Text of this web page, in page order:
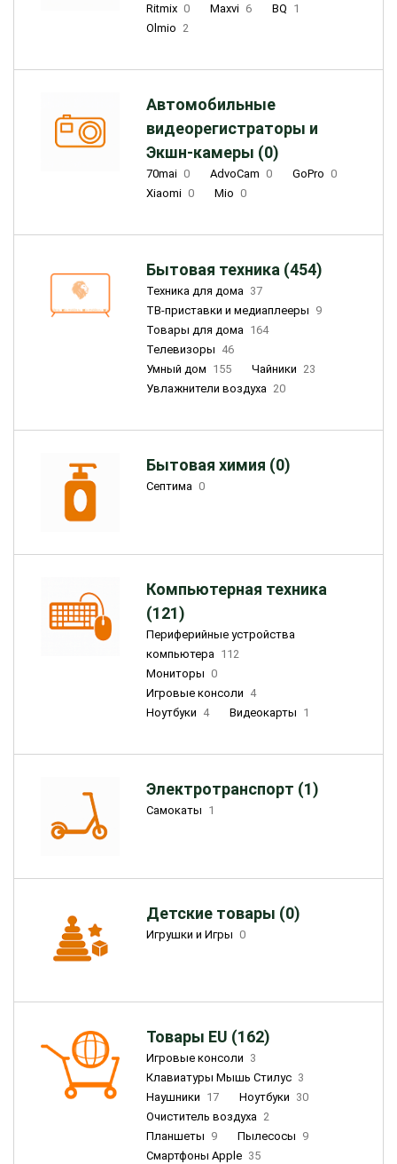
Ritmix 0 Maxvi 6 BQ 1
Olmio 2
Автомобильные
видеорегистраторы и
Экшн-камеры (0)
70mai 0 AdvoCam 0 GoPro 0
Xiaomi 0 Mio 0
Бытовая техника (454)
Техника для дома 37
ТВ-приставки и медиаплееры 9
Товары для дома 164
Телевизоры 46
Умный дом 155 Чайники 23
Увлажнители воздуха 20
Бытовая химия (0)
Септима 0
Компьютерная техника
(121)
Периферийные устройства
компьютера 112
Мониторы 0
Игровые консоли 4
Ноутбуки 4 Видеокарты 1
Электротранспорт (1)
Самокаты 1
Детские товары (0)
Игрушки и Игры 0
Товары EU (162)
Игровые консоли 3
Клавиатуры Мышь Стилус 3
Наушники 17 Ноутбуки 30
Очиститель воздуха 2
Планшеты 9 Пылесосы 9
Смартфоны Apple 35